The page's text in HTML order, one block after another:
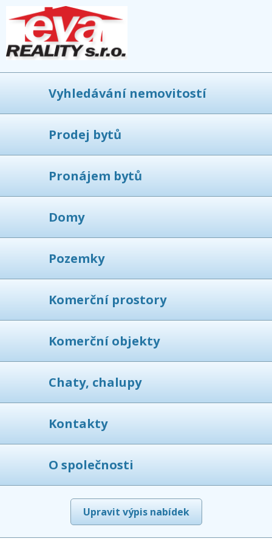
Vyhledávání nemovitostí
Prodej bytů
Pronájem bytů
Domy
Pozemky
Komerční prostory
Komerční objekty
Chaty, chalupy
Kontakty
O společnosti
Upravit výpis nabídek